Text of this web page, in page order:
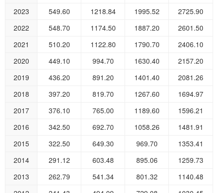
2023
549.60 1218.84 1995.52
2725.90
2022
548.70 1174.50 1887.20
2601.50
2021
510.20 1122.80 1790.70
2406.10
2020
449.10 994.70 1630.40
2157.20
2019
436.20 891.20 1401.40
2081.26
2018
397.20 819.70 1267.60
1694.97
2017
376.10 765.00 1189.60
1596.21
2016
342.50 692.70 1058.26
1481.91
2015
322.50 649.30 969.70
1353.41
2014
291.12 603.48 895.06
1259.73
2013
262.79 541.34 801.32
1140.48